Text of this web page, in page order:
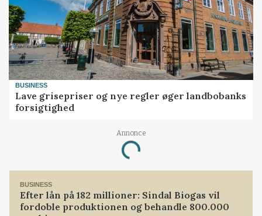
BUSINESS
Lave grisepriser og nye regler øger landbobanks
forsigtighed
Annonce
Loading...
BUSINESS
Efter lån på 182 millioner: Sindal Biogas vil
fordoble produktionen og behandle 800.000